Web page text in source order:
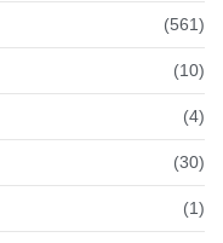
(561)
(10)
(4)
(30)
(1)